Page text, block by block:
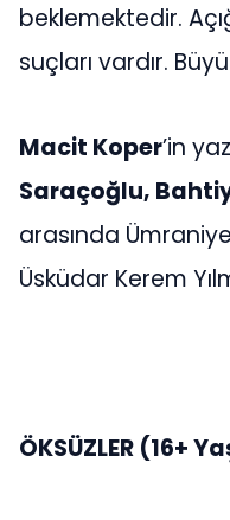
beklemektedir.
suçları vardır.
Macit Koper’in
Saraçoğlu,
arasında
Üsküdar Kerem
ÖKSÜZLER (16+